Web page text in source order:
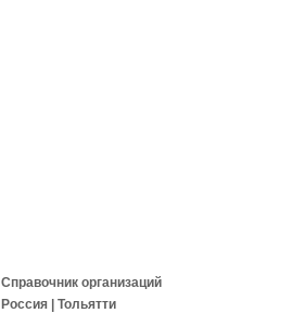
Справочник организаций
Россия | Тольятти